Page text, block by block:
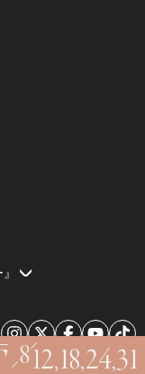
Tokyo Calendar, Inc.